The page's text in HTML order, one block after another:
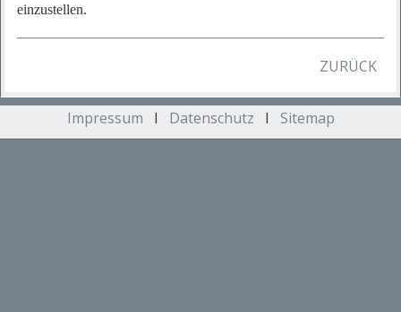
einzustellen.
ZURÜCK
Impressum I Datenschutz I Sitemap